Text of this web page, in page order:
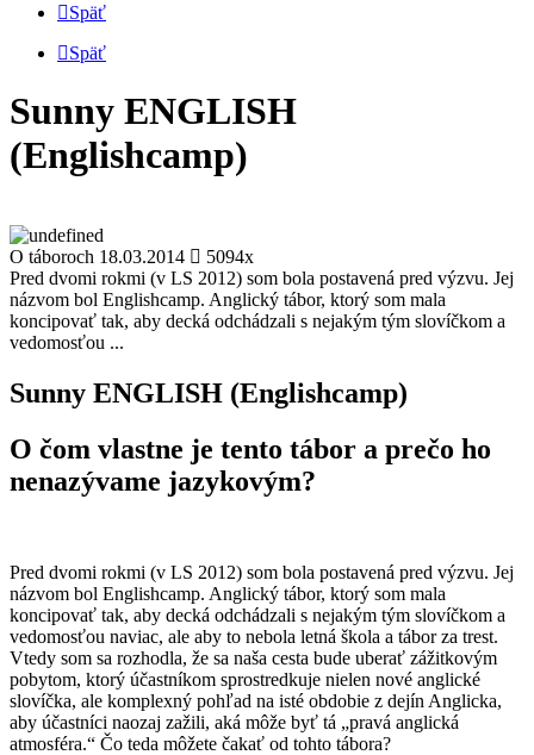
Späť
Späť
Sunny ENGLISH
(Englishcamp)
O táboroch 18.03.2014
5094x
Pred dvomi rokmi (v LS 2012) som bola postavená pred výzvu. Jej
názvom bol Englishcamp. Anglický tábor, ktorý som mala
koncipovať tak, aby decká odchádzali s nejakým tým slovíčkom a
vedomosťou ...
Sunny ENGLISH (Englishcamp)
O čom vlastne je tento tábor a prečo ho
nenazývame jazykovým?
Pred dvomi rokmi (v LS 2012) som bola postavená pred výzvu. Jej
názvom bol Englishcamp. Anglický tábor, ktorý som mala
koncipovať tak, aby decká odchádzali s nejakým tým slovíčkom a
vedomosťou naviac, ale aby to nebola letná škola a tábor za trest.
Vtedy som sa rozhodla, že sa naša cesta bude uberať zážitkovým
pobytom, ktorý účastníkom sprostredkuje nielen nové anglické
slovíčka, ale komplexný pohľad na isté obdobie z dejín Anglicka,
aby účastníci naozaj zažili, aká môže byť tá „pravá anglická
atmosféra.“ Čo teda môžete čakať od tohto tábora?